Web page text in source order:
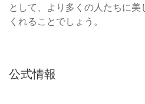
として、より多くの人たちに
くれることでしょう。
公式情報